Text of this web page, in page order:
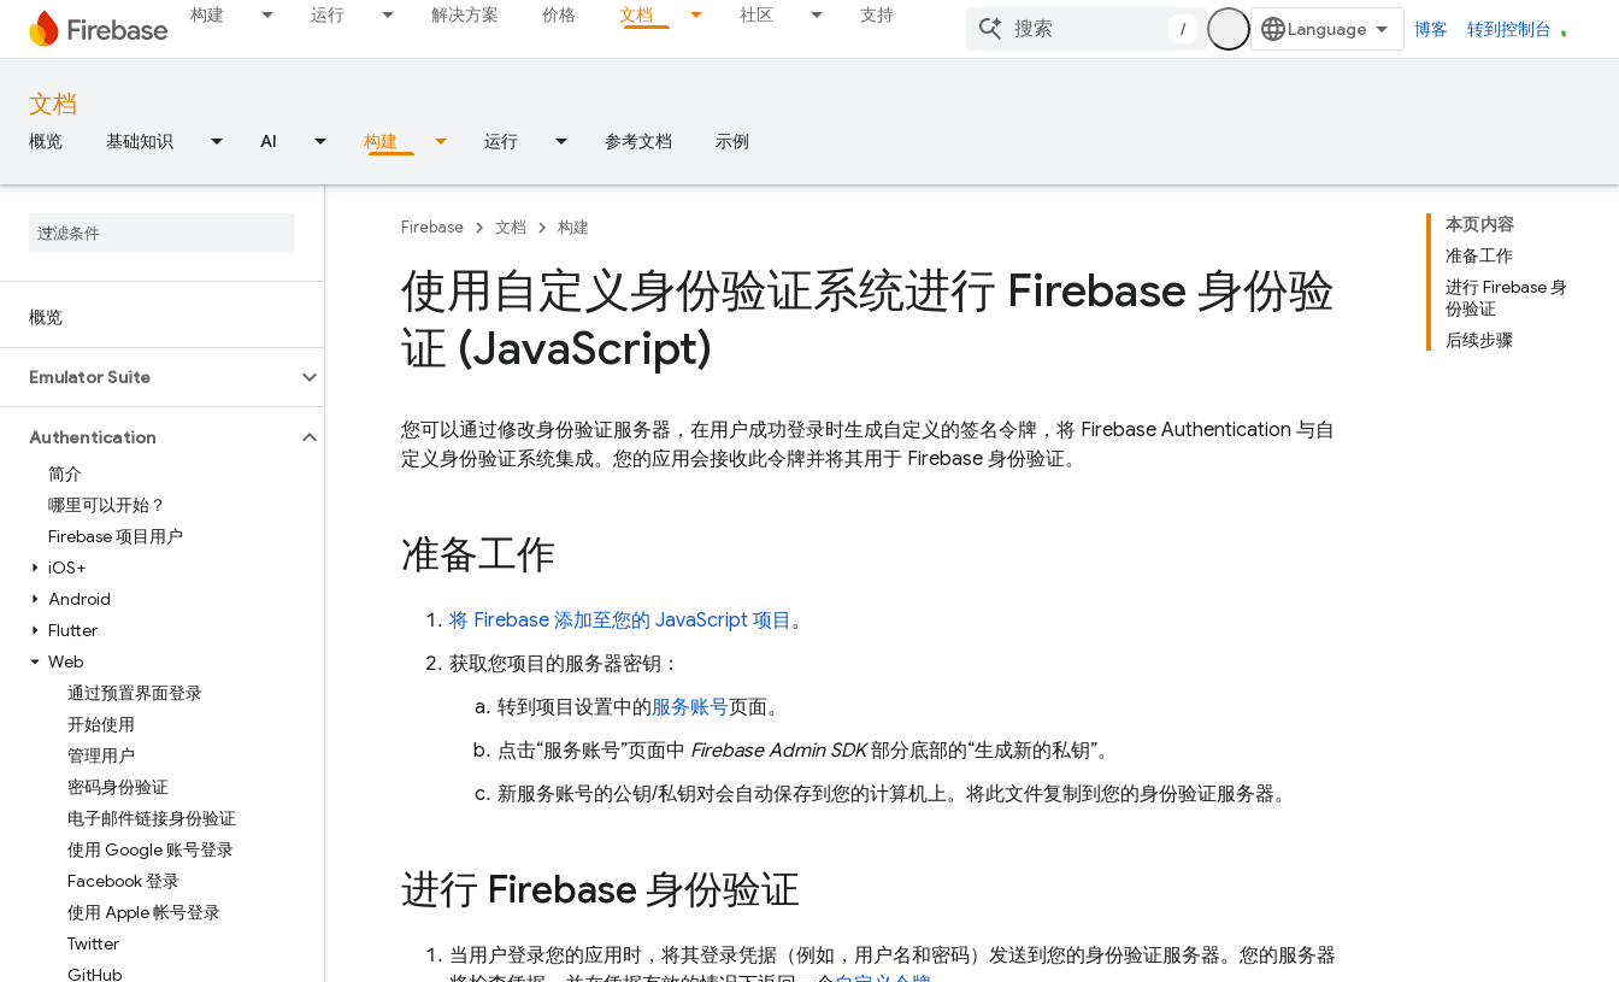
构建 运行 解决方案 价格 文档 社区 支持
/ 博客 转到控制台
文档
概览 基础知识 AI 构建 运行 参考文档 示例
概览
Emulator Suite
Authentication
简介
哪里可以开始？
Firebase 项目用户
iOS+
Android
Flutter
Web
通过预置界面登录
开始使用
管理用户
密码身份验证
电子邮件链接身份验证
使用 Google 账号登录
Facebook 登录
使用 Apple 帐号登录
Twitter
GitHub
本页内容
准备工作
进行 Firebase 身
份验证
后续步骤
Firebase 文档 构建
使用自定义身份验证系统进行 Firebase 身份验
证 (JavaScript)
您可以通过修改身份验证服务器，在用户成功登录时生成自定义的签名令牌，将 Firebase Authentication 与自
定义身份验证系统集成。您的应用会接收此令牌并将其用于 Firebase 身份验证。
准备工作
将 Firebase 添加至您的 JavaScript 项目 。
获取您项目的服务器密钥：
转到项目设置中的服务账号页面。
点击“服务账号”页面中 Firebase Admin SDK部分底部的“生成新的私钥”。
新服务账号的公钥/私钥对会自动保存到您的计算机上。将此文件复制到您的身份验证服务器。
进行 Firebase 身份验证
当用户登录您的应用时，将其登录凭据（例如，用户名和密码）发送到您的身份验证服务器。您的服务器